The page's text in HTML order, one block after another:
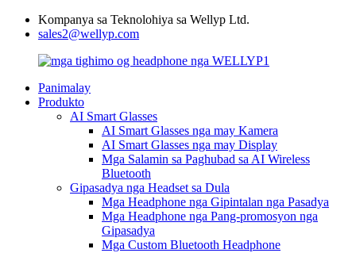
Kompanya sa Teknolohiya sa Wellyp Ltd.
sales2@wellyp.com
Panimalay
Produkto
AI Smart Glasses
AI Smart Glasses nga may Kamera
AI Smart Glasses nga may Display
Mga Salamin sa Paghubad sa AI Wireless
Bluetooth
Gipasadya nga Headset sa Dula
Mga Headphone nga Gipintalan nga Pasadya
Mga Headphone nga Pang-promosyon nga
Gipasadya
Mga Custom Bluetooth Headphone